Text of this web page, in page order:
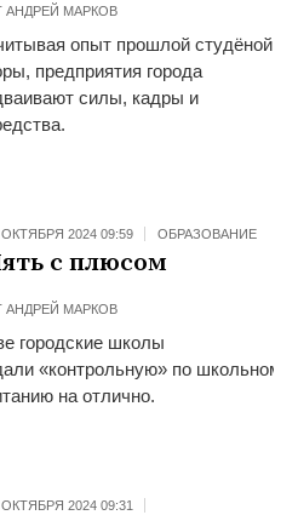
АНДРЕЙ МАРКОВ
опыт прошлой студёной
предприятия города
силы, кадры и
ОКТЯБРЯ 2024 09:59 ОБРАЗОВАНИЕ
с плюсом
АНДРЕЙ МАРКОВ
городские школы
«контрольную» по школьному
на отлично.
ОКТЯБРЯ 2024 09:31